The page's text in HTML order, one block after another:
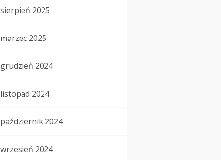
sierpień 2025
marzec 2025
grudzień 2024
listopad 2024
październik 2024
wrzesień 2024